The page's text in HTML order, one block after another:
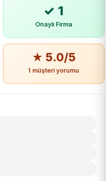
✓ 1
Onaylı Firma
★ 5.0/5
1 müşteri yorumu